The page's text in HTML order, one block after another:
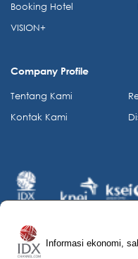
Informasi ekonomi,
Booking Hotel
VISION+
Company Profile
Tentang Kami
Kontak Kami
© 2026 IDX